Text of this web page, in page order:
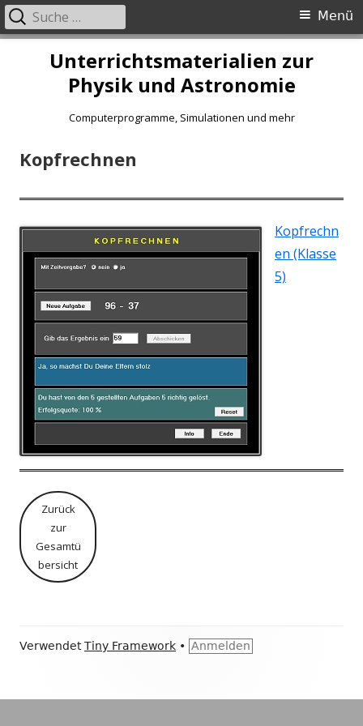
Unterrichtsmaterialien zur
Physik und Astronomie
Computerprogramme, Simulationen und mehr
Primäres
Menü
Menü
Suche
nach:
Kopfrechnen
Kopfrechn
en (Klasse
5)
Zurück
zur
Gesamtü
bersicht
Footer
VerwendetTiny Framework • Anmelden